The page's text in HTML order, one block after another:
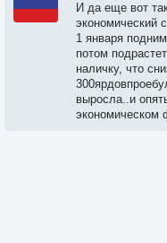
И да еще вот
экономический
1 января
потом
наличку, что
выросла..и
экономическом